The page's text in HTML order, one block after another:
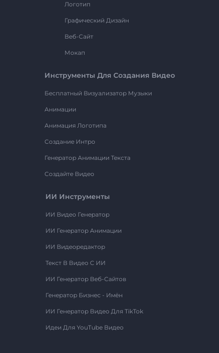
Логотип
Графический Дизайн
Веб-Сайт
Мокап
Инструменты Для Создания Видео
Бесплатный Визуализатор Музыки
Анимации
Анимация Логотипа
Создание Интро
Генератор Анимации Текста
Создайте Видео
ИИ Инструменты
ИИ Видео Генератор
ИИ Генератор Анимации
ИИ Видеоредактор
Текст В Видео С ИИ
ИИ Генератор Веб-Сайтов
Генератор Бизнес - Имён
ИИ Генератор Видео Для TikTok
Идеи Для YouTube Видео